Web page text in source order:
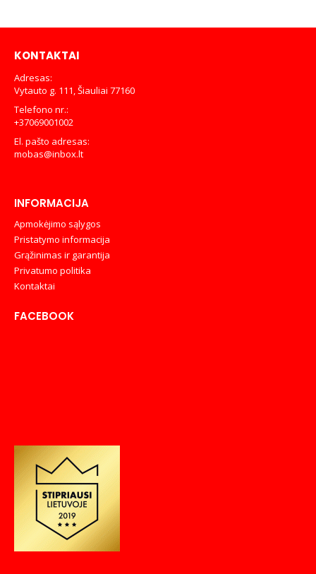
KONTAKTAI
Adresas:
Vytauto g. 111, Šiauliai 77160
Telefono nr.:
+37069001002
El. pašto adresas:
mobas@inbox.lt
INFORMACIJA
Apmokėjimo sąlygos
Pristatymo informacija
Grąžinimas ir garantija
Privatumo politika
Kontaktai
FACEBOOK